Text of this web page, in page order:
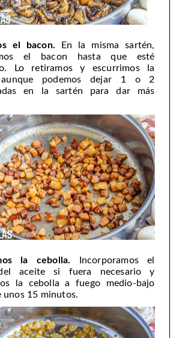
el bacon. En la misma sartén,
el bacon hasta que esté
Lo retiramos y escurrimos la
aunque podemos dejar 1 o 2
en la sartén para dar más
la cebolla. Incorporamos el
aceite si fuera necesario y
la cebolla a fuego medio-bajo
unos 15 minutos.